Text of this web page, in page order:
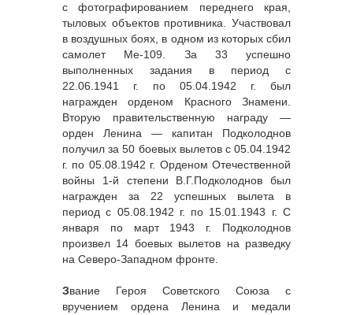
с фотографированием переднего края,
тыловых объектов противника. Участвовал
в воздушных боях, в одном из которых сбил
самолет Ме-109. За 33 успешно
выполненных задания в период с
22.06.1941 г. по 05.04.1942 г. был
награжден орденом Красного Знамени.
Вторую правительственную награду —
орден Ленина — капитан Подколоднов
получил за 50 боевых вылетов с 05.04.1942
г. по 05.08.1942 г. Орденом Отечественной
войны 1-й степени В.Г.Подколоднов был
награжден за 22 успешных вылета в
период с 05.08.1942 г. по 15.01.1943 г. С
января по март 1943 г. Подколоднов
произвел 14 боевых вылетов на разведку
на Северо-Западном фронте.
Звание Героя Советского Союза с
вручением ордена Ленина и медали